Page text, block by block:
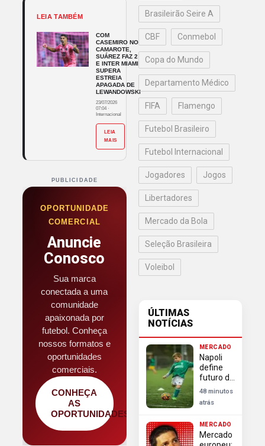
LEIA TAMBÉM
COM
CASEMIRO NO
CAMAROTE,
SUÁREZ FAZ 2
E INTER MIAMI
SUPERA
ESTREIA
APAGADA DE
LEWANDOWSKI
23/07/2026
07:04 ·
Internacional
LEIA
MAIS
PUBLICIDADE
OPORTUNIDADE
COMERCIAL
Anuncie
Conosco
Sua marca
conectada a uma
comunidade
apaixonada por
futebol. Conheça
nossos formatos e
oportunidades
comerciais.
CONHEÇA
AS
OPORTUNIDADES
Brasileirão Seire A
CBF Conmebol
Copa do Mundo
Departamento Médico
FIFA Flamengo
Futebol Brasileiro
Futebol Internacional
Jogadores Jogos
Libertadores
Mercado da Bola
Seleção Brasileira
Voleibol
ÚLTIMAS
NOTÍCIAS
MERCADO
Napoli
define
futuro de
Lukaku
para
avançar
Gabriel
Jesus
48 minutos
atrás
MERCADO
Mercado